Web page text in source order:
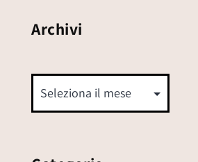
Archivi